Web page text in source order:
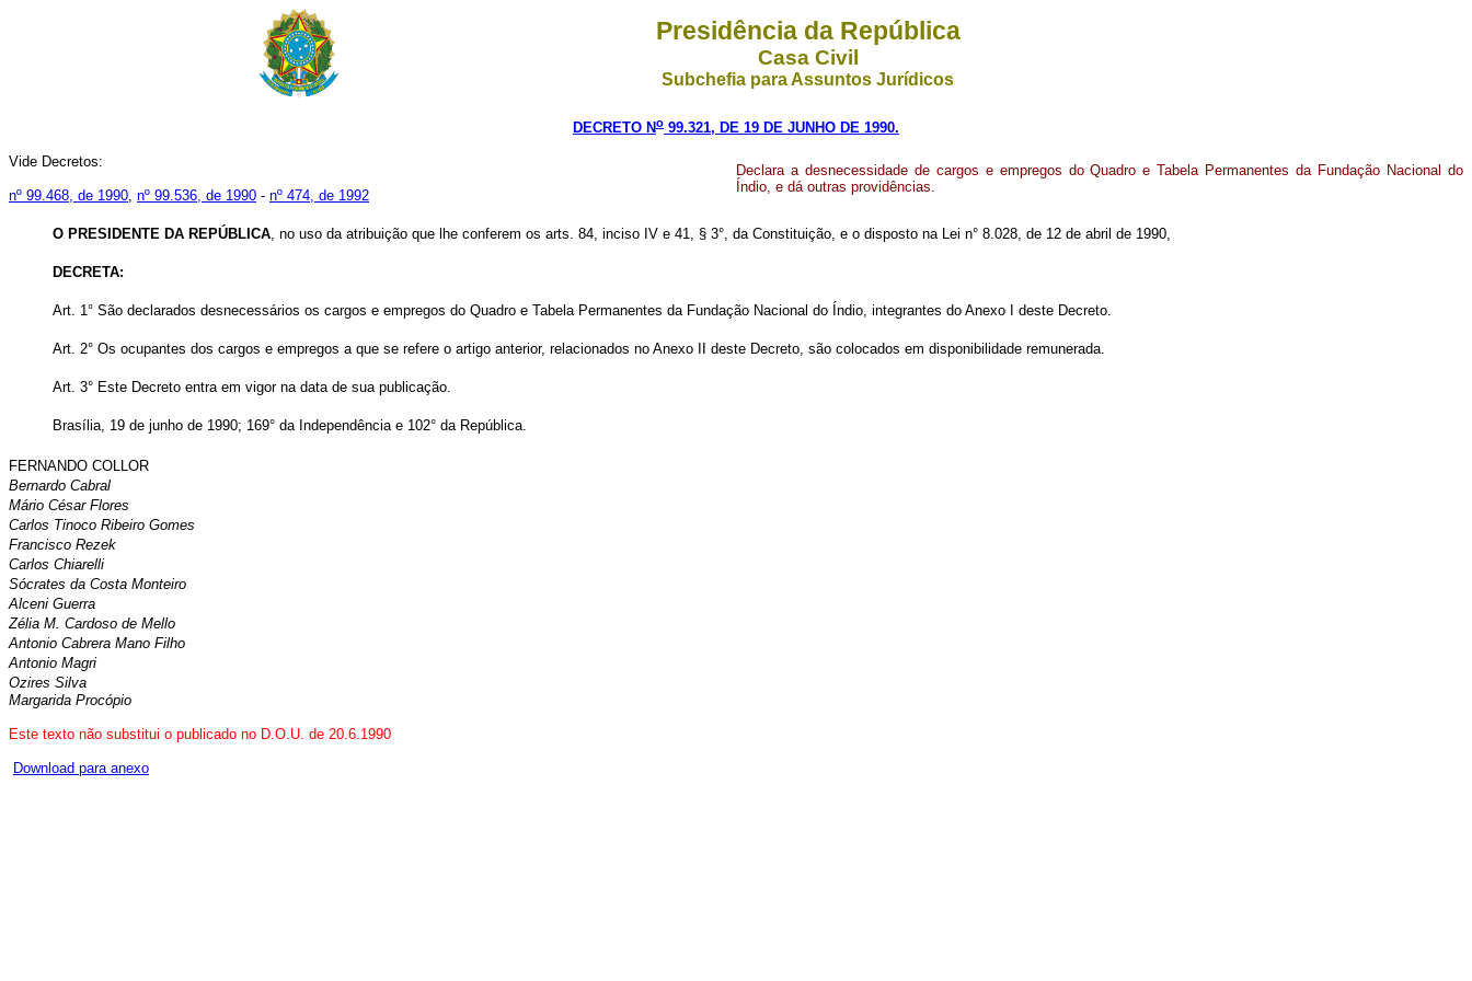
Presidência da República
Casa Civil
Subchefia para Assuntos Jurídicos
DECRETO No 99.321, DE 19 DE JUNHO DE 1990.
Vide Decretos:
nº 99.468, de 1990, nº 99.536, de 1990 - nº 474, de 1992
Declara a desnecessidade de cargos e empregos do Quadro e Tabela Permanentes da Fundação Nacional do
Índio, e dá outras providências.
O PRESIDENTE DA REPÚBLICA, no uso da atribuição que lhe conferem os arts. 84, inciso IV e 41, § 3°, da Constituição, e o disposto na Lei n° 8.028, de 12 de abril de 1990,
DECRETA:
Art. 1° São declarados desnecessários os cargos e empregos do Quadro e Tabela Permanentes da Fundação Nacional do Índio, integrantes do Anexo I deste Decreto.
Art. 2° Os ocupantes dos cargos e empregos a que se refere o artigo anterior, relacionados no Anexo II deste Decreto, são colocados em disponibilidade remunerada.
Art. 3° Este Decreto entra em vigor na data de sua publicação.
Brasília, 19 de junho de 1990; 169° da Independência e 102° da República.
FERNANDO COLLOR
Bernardo Cabral
Mário César Flores
Carlos Tinoco Ribeiro Gomes
Francisco Rezek
Carlos Chiarelli
Sócrates da Costa Monteiro
Alceni Guerra
Zélia M. Cardoso de Mello
Antonio Cabrera Mano Filho
Antonio Magri
Ozires Silva
Margarida Procópio
Este texto não substitui o publicado no D.O.U. de 20.6.1990
Download para anexo